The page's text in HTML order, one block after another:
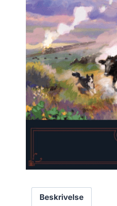
Beskrivelse